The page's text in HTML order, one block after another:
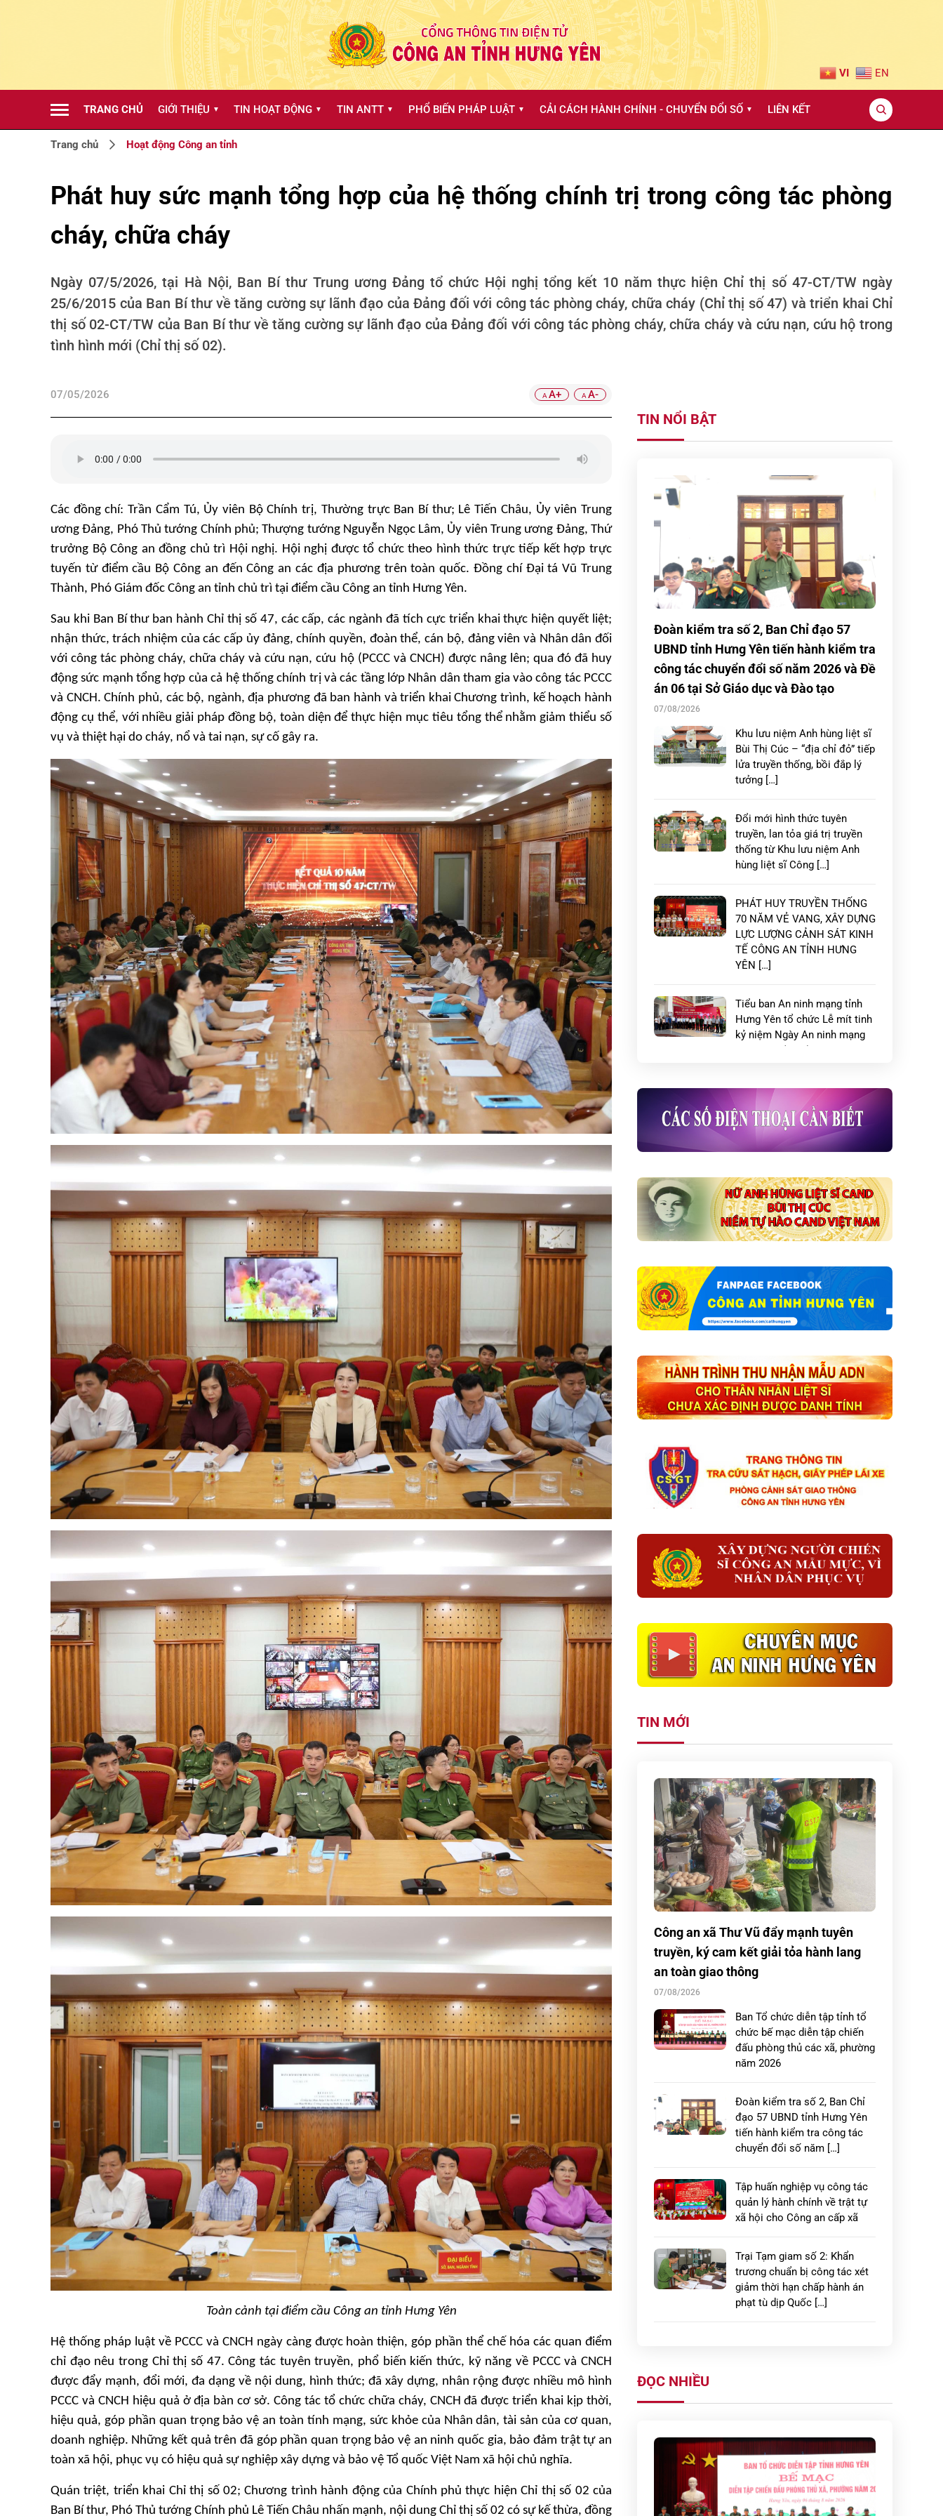
VI EN
TRANG CHỦ GIỚI THIỆU ▼ TIN HOẠT ĐỘNG ▼ TIN ANTT ▼ PHỔ BIẾN PHÁP LUẬT ▼ CẢI CÁCH HÀNH CHÍNH - CHUYỂN ĐỔI SỐ ▼ LIÊN KẾT
Trang chủ Hoạt động Công an tỉnh
Phát huy sức mạnh tổng hợp của hệ thống chính trị trong công tác phòng
cháy, chữa cháy
Ngày 07/5/2026, tại Hà Nội, Ban Bí thư Trung ương Đảng tổ chức Hội nghị tổng kết 10 năm thực hiện Chỉ thị số 47-CT/TW ngày
25/6/2015 của Ban Bí thư về tăng cường sự lãnh đạo của Đảng đối với công tác phòng cháy, chữa cháy (Chỉ thị số 47) và triển khai Chỉ
thị số 02-CT/TW của Ban Bí thư về tăng cường sự lãnh đạo của Đảng đối với công tác phòng cháy, chữa cháy và cứu nạn, cứu hộ trong
tình hình mới (Chỉ thị số 02).
07/05/2026 A A+ A A-
Các đồng chí: Trần Cẩm Tú, Ủy viên Bộ Chính trị, Thường trực Ban Bí thư; Lê Tiến Châu, Ủyviên Trung
ương Đảng, Phó Thủ tướng Chính phủ; Thượng tướng Nguyễn Ngọc Lâm, Ủy viên Trung ương Đảng, Thứ
trưởng Bộ Công an đồng chủ trì Hội nghị. Hội nghị được tổ chức theo hình thức trực tiếp kết hợp trực
tuyến từ điểm cầu Bộ Công an đến Công an các địa phương trên toàn quốc. Đồng chí Đại tá Vũ Trung
Thành, Phó Giám đốc Công an tỉnh chủ trì tại điểm cầu Công an tỉnh Hưng Yên.
Sau khi Ban Bí thư ban hành Chỉ thị số 47, các cấp, các ngành đã tích cực triển khai thực hiện quyết liệt;
nhận thức, trách nhiệm của các cấp ủy đảng, chính quyền, đoàn thể, cán bộ, đảng viên và Nhân dân đối
với công tác phòng cháy, chữa cháy và cứu nạn, cứu hộ (PCCC và CNCH) được nâng lên; qua đó đã huy
động sức mạnh tổng hợp của cả hệ thống chính trị và các tầng lớp Nhân dân tham gia vào công tác PCCC
và CNCH. Chính phủ, các bộ, ngành, địa phương đã ban hành và triển khai Chương trình, kế hoạch hành
động cụ thể, với nhiều giải pháp đồng bộ, toàn diện để thực hiện mục tiêu tổng thể nhằm giảm thiểu số
vụ và thiệt hại do cháy, nổ và tai nạn, sự cố gây ra.
Toàn cảnh tại điểm cầu Công an tỉnh Hưng Yên
Hệ thống pháp luật về PCCC và CNCH ngày càng được hoàn thiện, góp phần thể chế hóa các quan điểm
chỉ đạo nêu trong Chỉ thị số 47. Công tác tuyên truyền, phổ biến kiến thức, kỹ năng về PCCC và CNCH
được đẩy mạnh, đổi mới, đa dạng về nội dung, hình thức; đã xây dựng, nhân rộng được nhiều mô hình
PCCC và CNCH hiệu quả ở địa bàn cơ sở. Công tác tổ chức chữa cháy, CNCH đã được triển khai kịp thời,
hiệu quả, góp phần quan trọng bảo vệ an toàn tính mạng, sức khỏe của Nhân dân, tài sản của cơ quan,
doanh nghiệp. Những kết quả trên đã góp phần quan trọng bảo vệ an ninh quốc gia, bảo đảm trật tự an
toàn xã hội, phục vụ có hiệu quả sự nghiệp xây dựng và bảo vệ Tổ quốc Việt Nam xã hội chủ nghĩa.
Quán triệt, triển khai Chỉ thị số 02; Chương trình hành động của Chính phủ thực hiện Chỉ thị số 02 của
Ban Bí thư, Phó Thủ tướng Chính phủ Lê Tiến Châu nhấn mạnh, nội dung Chỉ thị số 02 có sự kế thừa, đồng
TIN NỔI BẬT
Đoàn kiểm tra số 2, Ban Chỉ đạo 57
UBND tỉnh Hưng Yên tiến hành kiểm tra
công tác chuyển đổi số năm 2026 và Đề
án 06 tại Sở Giáo dục và Đào tạo
07/08/2026
Khu lưu niệm Anh hùng liệt sĩ
Bùi Thị Cúc – “địa chỉ đỏ” tiếp
lửa truyền thống, bồi đắp lý
tưởng […]
Đổi mới hình thức tuyên
truyền, lan tỏa giá trị truyền
thống từ Khu lưu niệm Anh
hùng liệt sĩ Công […]
PHÁT HUY TRUYỀN THỐNG
70 NĂM VẺ VANG, XÂY DỰNG
LỰC LƯỢNG CẢNH SÁT KINH
TẾ CÔNG AN TỈNH HƯNG
YÊN […]
Tiểu ban An ninh mạng tỉnh
Hưng Yên tổ chức Lễ mít tinh
kỷ niệm Ngày An ninh mạng
Việt Nam (06/8)
TIN MỚI
Công an xã Thư Vũ đẩy mạnh tuyên
truyền, ký cam kết giải tỏa hành lang
an toàn giao thông
07/08/2026
Ban Tổ chức diễn tập tỉnh tổ
chức bế mạc diễn tập chiến
đấu phòng thủ các xã, phường
năm 2026
Đoàn kiểm tra số 2, Ban Chỉ
đạo 57 UBND tỉnh Hưng Yên
tiến hành kiểm tra công tác
chuyển đổi số năm […]
Tập huấn nghiệp vụ công tác
quản lý hành chính về trật tự
xã hội cho Công an cấp xã
Trại Tạm giam số 2: Khẩn
trương chuẩn bị công tác xét
giảm thời hạn chấp hành án
phạt tù dịp Quốc […]
HIẾN GIÚP ĐỠ, ĐƯA CHÁU BÉ
ĐI LẠC TRỞ VỀ TRONG VÒNG
TAY […]
Công an tỉnh Hưng Yên: Quyết
ĐỌC NHIỀU